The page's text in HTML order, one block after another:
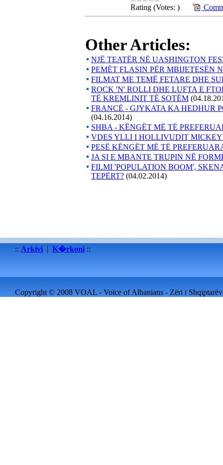
Rating (Votes: )
Other Articles:
NJË TEATËR NË UASHINGTON
PEMËT FLASIN PËR MBIJETESËN
FILMAT ME TEMË FETARE DHE
ROCK 'N' ROLLI DHE LUFTA E
TË KREMLINIT TË SOTËM
FRANCË - GJYKATA KA HEDHUR
(04.16.2014)
SHBA - KËNGËT MË TË
VDES YLLI I HOLLIVUDIT MICKEY
PESË KËNGËT MË TË
JA SI E MBANTE TRUPIN NË
FILMI 'POPULATION BOOM',
TEPËRT? (04.02.2014)
:: Arkivi | K�rkoni ::
Copyright © 2008 VOAL - Voice of Albanians - Zëri i